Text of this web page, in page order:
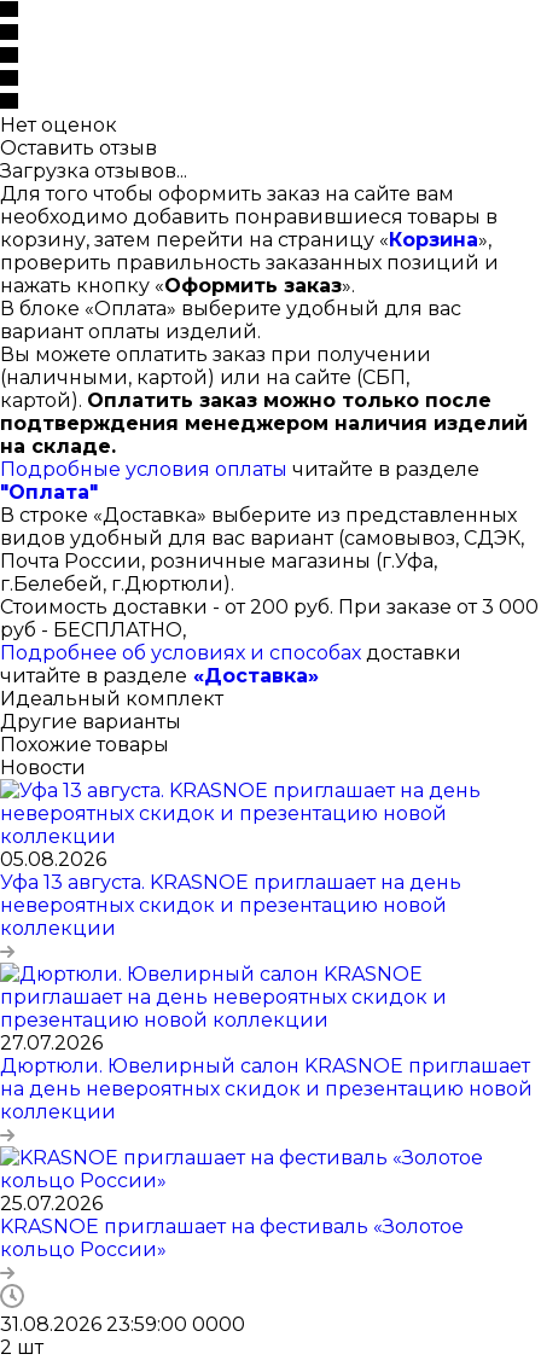
Нет оценок
Оставить отзыв
Загрузка отзывов...
Для того чтобы оформить заказ на сайте вам
необходимо добавить понравившиеся товары в
корзину, затем перейти на страницу «Корзина»,
проверить правильность заказанных позиций и
нажать кнопку «Оформить заказ».
В блоке «Оплата» выберите удобный для вас
вариант оплаты изделий.
Вы можете оплатить заказ при получении
(наличными, картой) или на сайте (СБП,
картой). Оплатить заказ можно только после
подтверждения менеджером наличия изделий
на складе.
Подробные условия оплаты читайте в разделе
"Оплата"
В строке «Доставка» выберите из представленных
видов удобный для вас вариант (самовывоз, СДЭК,
Почта России, розничные магазины (г.Уфа,
г.Белебей, г.Дюртюли).
Стоимость доставки - от 200 руб. При заказе от 3 000
руб - БЕСПЛАТНО,
Подробнее об условиях и способах доставки
читайте в разделе «Доставка»
Идеальный комплект
Другие варианты
Похожие товары
Новости
05.08.2026
Уфа 13 августа. KRASNOE приглашает на день
невероятных скидок и презентацию новой
коллекции
27.07.2026
Дюртюли. Ювелирный салон KRASNOE приглашает
на день невероятных скидок и презентацию новой
коллекции
25.07.2026
KRASNOE приглашает на фестиваль «Золотое
кольцо России»
31.08.2026 23:59:00 0000
2 шт